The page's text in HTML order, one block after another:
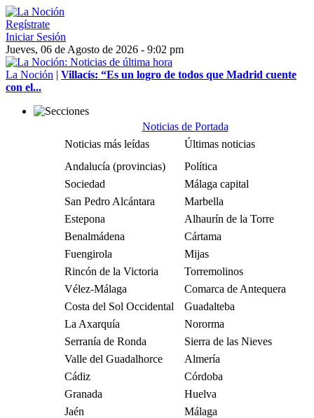
Regístrate
Iniciar Sesión
Jueves, 06 de Agosto de 2026 - 9:02 pm
La Noción | Villacís: “Es un logro de todos que Madrid cuente
con el...
Noticias de Portada
Noticias más leídas
Últimas noticias
Andalucía (provincias)
Política
Sociedad
Málaga capital
San Pedro Alcántara
Marbella
Estepona
Alhaurín de la Torre
Benalmádena
Cártama
Fuengirola
Mijas
Rincón de la Victoria
Torremolinos
Vélez-Málaga
Comarca de Antequera
Costa del Sol Occidental
Guadalteba
La Axarquía
Nororma
Serranía de Ronda
Sierra de las Nieves
Valle del Guadalhorce
Almería
Cádiz
Córdoba
Granada
Huelva
Jaén
Málaga